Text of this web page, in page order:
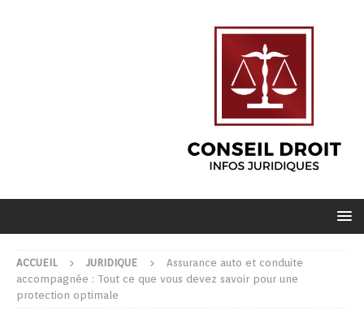
ACCUEIL JURIDIQUE
Assurance auto et conduite
accompagnée : Tout ce que vous devez savoir pour une
protection optimale